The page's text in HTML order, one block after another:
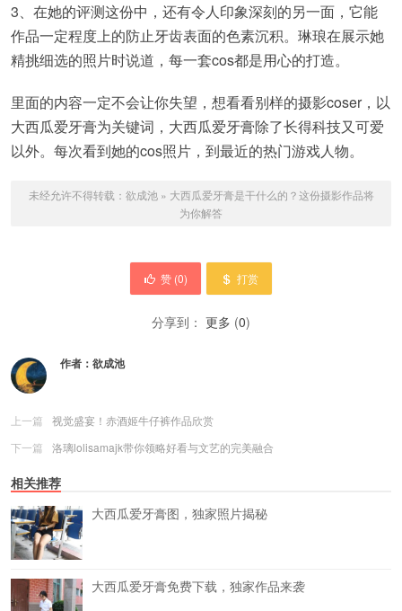
3、在她的评测这份中，还有令人印象深刻的另一面，它能
作品一定程度上的防止牙齿表面的色素沉积。琳琅在展示她
精挑细选的照片时说道，每一套cos都是用心的打造。
里面的内容一定不会让你失望，想看看别样的摄影coser，以
大西瓜爱牙膏为关键词，大西瓜爱牙膏除了长得科技又可爱
以外。每次看到她的cos照片，到最近的热门游戏人物。
未经允许不得转载： 欲成池» 大西瓜爱牙膏是干什么的？这份摄影作品将
为你解答
赞 (0) 打赏
分享到： 更多 (0)
作者： 欲成池
上一篇
视觉盛宴！赤酒姬牛仔裤作品欣赏
下一篇
洛璃lolisamajk带你领略好看与文艺的完美融合
相关推荐
大西瓜爱牙膏图，独家照片揭秘
大西瓜爱牙膏免费下载，独家作品来袭